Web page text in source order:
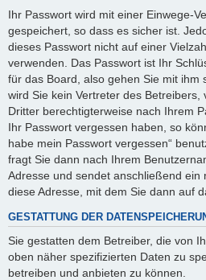
Ihr Passwort wird mit einer Einwege-
gespeichert, so dass es sicher ist.
dieses Passwort nicht auf einer
verwenden. Das Passwort ist Ihr
für das Board, also gehen Sie mit ihm
wird Sie kein Vertreter des Betreibers,
Dritter berechtigterweise nach Ihrem
Ihr Passwort vergessen haben, so
habe mein Passwort vergessen“
fragt Sie dann nach Ihrem
Adresse und sendet anschließend ein
diese Adresse, mit dem Sie dann auf
GESTATTUNG DER
Sie gestatten dem Betreiber, die von
oben näher spezifizierten Daten zu
betreiben und anbieten zu können.